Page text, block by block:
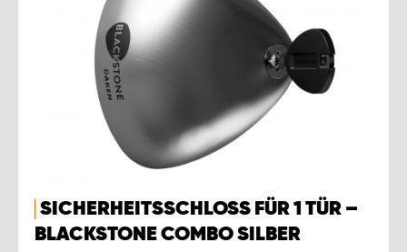
SICHERHEITSSCHLOSS FÜR 1 TÜR –
BLACKSTONE COMBO SILBER